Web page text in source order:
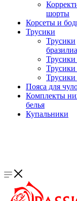
шорты
Корсеты и
Трусики
Трусики
Трусики
Пояса для
Комплекты
белья
Купальники